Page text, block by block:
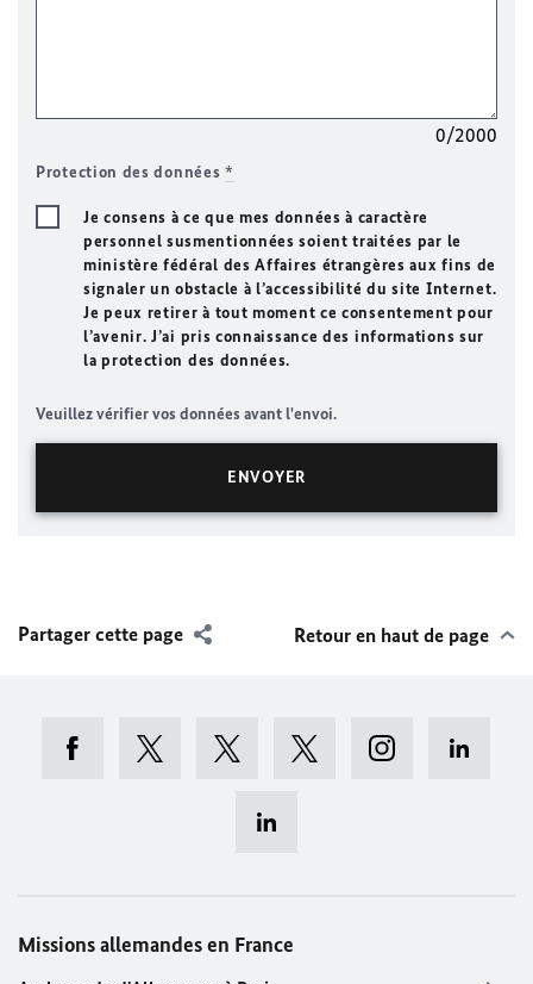
0/2000
Protection des données*
Je consens à ce que mes données à caractère
personnel susmentionnées soient traitées par le
ministère fédéral des Affaires étrangères aux fins de
signaler un obstacle à l’accessibilité du site Internet.
Je peux retirer à tout moment ce consentement pour
l’avenir. J’ai pris connaissance des informations sur
la protection des données.
Veuillez vérifier vos données avant l'envoi.
Partager cette page Retour en haut de page
Missions allemandes en France